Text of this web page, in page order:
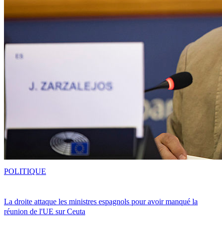
La droite attaque les ministres espagnols pour avoir manqué la
réunion de l'UE sur Ceuta
POLITIQUE